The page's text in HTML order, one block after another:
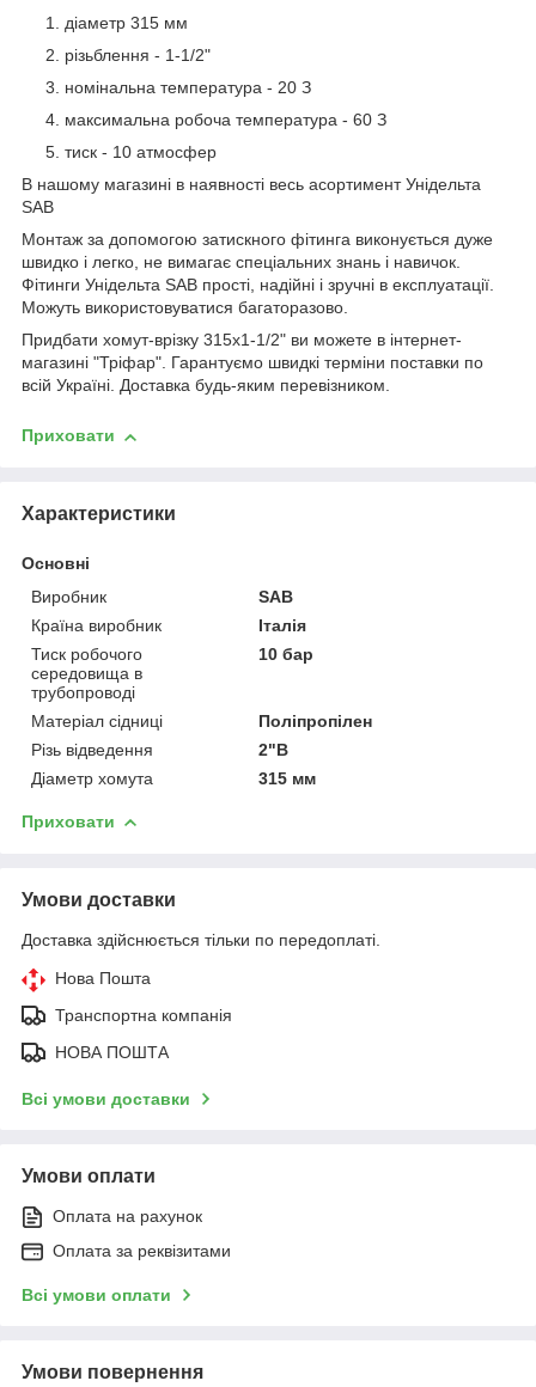
діаметр 315 мм
різьблення - 1-1/2"
номінальна температура - 20 З
максимальна робоча температура - 60 З
тиск - 10 атмосфер
В нашому магазині в наявності весь асортимент Унідельта
SAB
Монтаж за допомогою затискного фітинга виконується дуже
швидко і легко, не вимагає спеціальних знань і навичок.
Фітинги Унідельта SAB прості, надійні і зручні в експлуатації.
Можуть використовуватися багаторазово.
Придбати хомут-врізку 315х1-1/2" ви можете в інтернет-
магазині "Тріфар". Гарантуємо швидкі терміни поставки по
всій Україні. Доставка будь-яким перевізником.
Приховати
Характеристики
Основні
Виробник
SAB
Країна виробник
Італія
Тиск робочого
середовища в
трубопроводі
10 бар
Матеріал сідниці
Поліпропілен
Різь відведення
2"В
Діаметр хомута
315 мм
Приховати
Умови доставки
Доставка здійснюється тільки по передоплаті.
Нова Пошта
Транспортна компанія
НОВА ПОШТА
Всі умови доставки
Умови оплати
Оплата на рахунок
Оплата за реквізитами
Всі умови оплати
Умови повернення